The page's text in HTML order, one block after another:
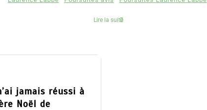
Lire la suite
jamais réussi à
Noël de